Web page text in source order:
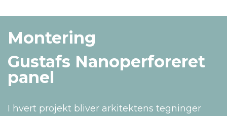
Montering
Gustafs Nanoperforeret
panel
I hvert projekt bliver arkitektens tegninger